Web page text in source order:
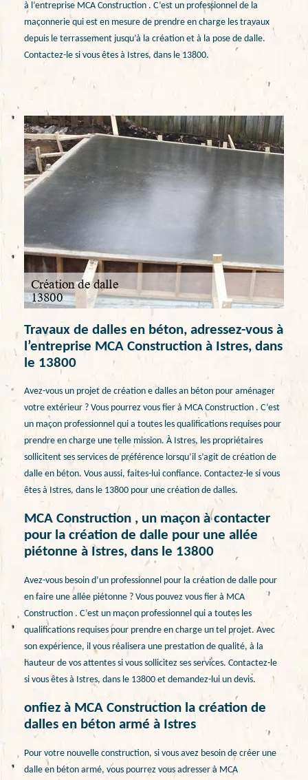
à l’entreprise MCA Construction . C’est un professionnel de la
maçonnerie qui est en mesure de prendre en charge les travaux
depuis le terrassement jusqu’à la création et à la pose de dalle.
Contactez-le si vous êtes à Istres, dans le 13800.
Travaux de dalles en béton, adressez-vous à
l’entreprise MCA Construction à Istres, dans
le 13800
Avez-vous un projet de création e dalles an béton pour aménager
votre extérieur ? Vous pourrez vous fier à MCA Construction . C’est
un maçon professionnel qui a toutes les qualifications requises pour
prendre en charge une telle mission. À Istres, les propriétaires
sollicitent ses services de préférence lorsqu’il s’agit de création de
dalle en béton. Vous aussi, faites-lui confiance. Contactez-le si vous
êtes à Istres, dans le 13800 pour une création de dalles.
MCA Construction , un maçon à contacter
pour la création de dalle pour une allée
piétonne à Istres, dans le 13800
Avez-vous besoin d’un professionnel pour la création de dalle pour
en faire une allée piétonne ? Vous pouvez vous fier à MCA
Construction . C’est un maçon professionnel qui a toutes les
qualifications requises pour prendre en charge un tel projet. Avec
son expérience, il vous réalisera une prestation de qualité, à la
hauteur de vos attentes si vous sollicitez ses services. Contactez-le
si vous êtes à Istres, dans le 13800 et demandez-lui un devis.
onfiez à MCA Construction la création de
dalles en béton armé à Istres
Pour votre nouvelle construction, si vous avez besoin de créer une
dalle en béton armé, vous pourrez vous adresser à MCA